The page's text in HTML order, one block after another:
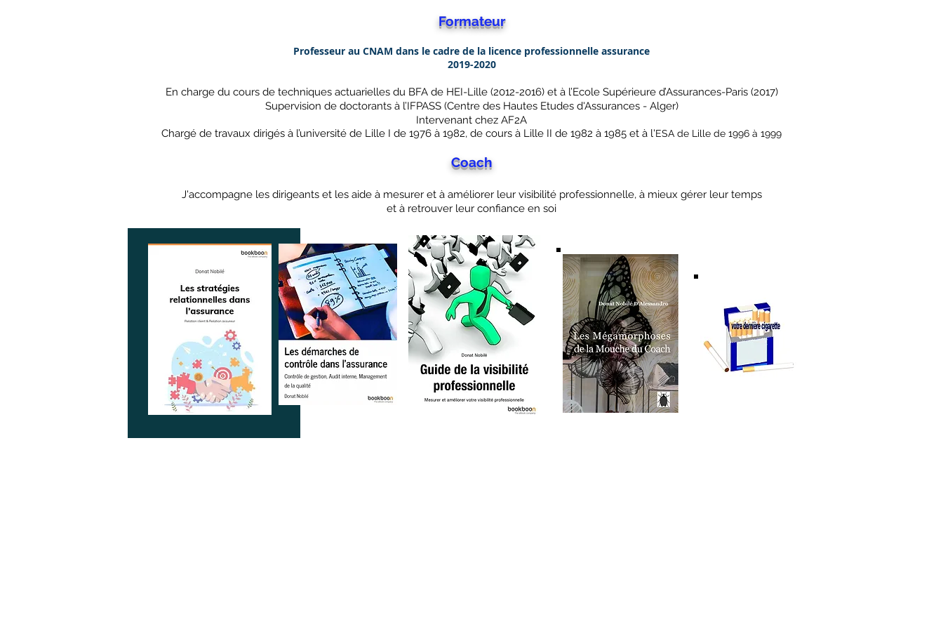
Formateur
Professeur au CNAM dans le cadre de la licence professionnelle assurance
2019-2020
En charge du cours de techniques actuarielles du BFA de HEI-Lille (2012-2016) et à l’Ecole Supérieure d’Assurances-Paris (2017)
Supervision de doctorants à l’IFPASS (Centre des Hautes Etudes d'Assurances - Alger)
Intervenant chez AF2A
Chargé de travaux dirigés à l’université de Lille I de 1976 à 1982, de cours à Lille II de 1982 à 1985 et à l'ESA de Lille de 1996 à 1999
Coach
J'accompagne les dirigeants et les aide à mesurer et à améliorer leur visibilité professionnelle, à mieux gérer leur temps
et à retrouver leur confiance en soi